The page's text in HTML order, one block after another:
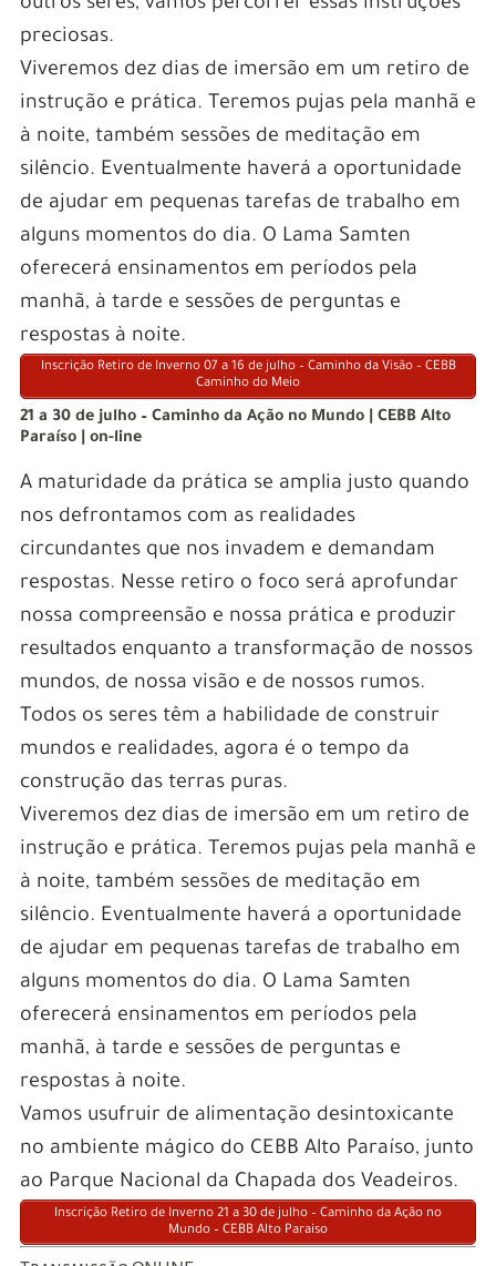
outros seres, vamos percorrer essas instruções
preciosas.
Viveremos dez dias de imersão em um retiro de
instrução e prática. Teremos pujas pela manhã e
à noite, também sessões de meditação em
silêncio. Eventualmente haverá a oportunidade
de ajudar em pequenas tarefas de trabalho em
alguns momentos do dia. O Lama Samten
oferecerá ensinamentos em períodos pela
manhã, à tarde e sessões de perguntas e
respostas à noite.
Inscrição Retiro de Inverno 07 a 16 de julho – Caminho da Visão – CEBB
Caminho do Meio
21 a 30 de julho – Caminho da Ação no Mundo | CEBB Alto
Paraíso | on-line
A maturidade da prática se amplia justo quando
nos defrontamos com as realidades
circundantes que nos invadem e demandam
respostas. Nesse retiro o foco será aprofundar
nossa compreensão e nossa prática e produzir
resultados enquanto a transformação de nossos
mundos, de nossa visão e de nossos rumos.
Todos os seres têm a habilidade de construir
mundos e realidades, agora é o tempo da
construção das terras puras.
Viveremos dez dias de imersão em um retiro de
instrução e prática. Teremos pujas pela manhã e
à noite, também sessões de meditação em
silêncio. Eventualmente haverá a oportunidade
de ajudar em pequenas tarefas de trabalho em
alguns momentos do dia. O Lama Samten
oferecerá ensinamentos em períodos pela
manhã, à tarde e sessões de perguntas e
respostas à noite.
Vamos usufruir de alimentação desintoxicante
no ambiente mágico do CEBB Alto Paraíso, junto
ao Parque Nacional da Chapada dos Veadeiros.
Inscrição Retiro de Inverno 21 a 30 de julho – Caminho da Ação no
Mundo – CEBB Alto Paraiso